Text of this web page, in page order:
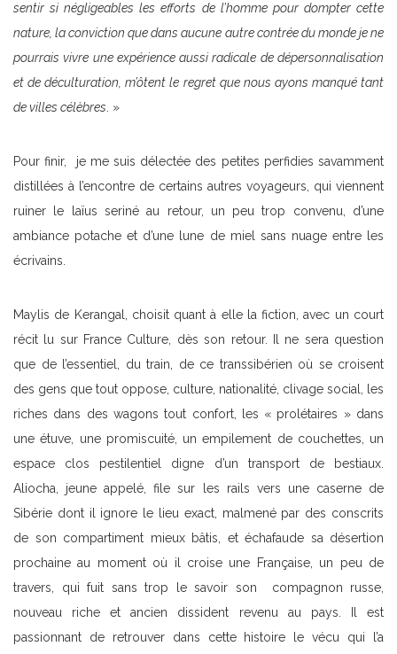
sentir si négligeables les efforts de l’homme pour dompter cette
nature, la conviction que dans aucune autre contrée du monde je ne
pourrais vivre une expérience aussi radicale de dépersonnalisation
et de déculturation, m’ôtent le regret que nous ayons manqué tant
de villes célèbres . »
Pour finir, je me suis délectée des petites perfidies savamment
distillées à l’encontre de certains autres voyageurs, qui viennent
ruiner le laïus seriné au retour, un peu trop convenu, d’une
ambiance potache et d’une lune de miel sans nuage entre les
écrivains.
Maylis de Kerangal, choisit quant à elle la fiction, avec un court
récit lu sur France Culture, dès son retour. Il ne sera question
que de l’essentiel, du train, de ce transsibérien où se croisent
des gens que tout oppose, culture, nationalité, clivage social, les
riches dans des wagons tout confort, les « prolétaires » dans
une étuve, une promiscuité, un empilement de couchettes, un
espace clos pestilentiel digne d’un transport de bestiaux.
Aliocha, jeune appelé, file sur les rails vers une caserne de
Sibérie dont il ignore le lieu exact, malmené par des conscrits
de son compartiment mieux bâtis, et échafaude sa désertion
prochaine au moment où il croise une Française, un peu de
travers, qui fuit sans trop le savoir son compagnon russe,
nouveau riche et ancien dissident revenu au pays. Il est
passionnant de retrouver dans cette histoire le vécu qui l’a